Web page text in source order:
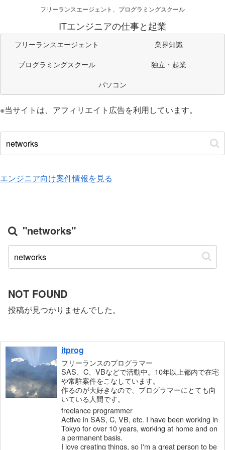
フリーランスエージェント、プログラミングスクール
ITエンジニアの仕事と起業
フリーランスエージェント
業界知識
プログラミングスクール
独立・起業
パソコン
※当サイトは、アフィリエイト広告を利用しています。
エンジニア向け案件情報を見る
"networks"
NOT FOUND
投稿が見つかりませんでした。
itprog
フリーランスのプログラマー
SAS、C、VBなどで活動中。10年以上都内で在宅
や常駐案件をこなしています。
作るのが大好きなので、プログラマーにとても向
いている人間です。
freelance programmer
Active in SAS, C, VB, etc. I have been working in
Tokyo for over 10 years, working at home and on
a permanent basis.
I love creating things, so I'm a great person to be